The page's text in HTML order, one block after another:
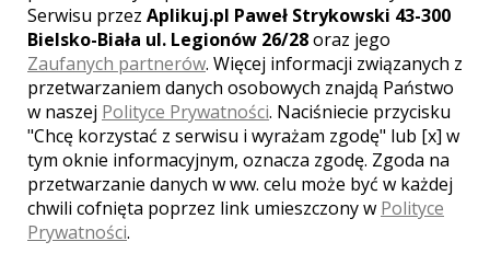
Serwisu przez Aplikuj.pl Paweł Strykowski 43-300
Bielsko-Biała ul. Legionów 26/28oraz jego
Zaufanych partnerów. Więcej informacji związanych z
przetwarzaniem danych osobowych znajdą Państwo
w naszej Polityce Prywatności. Naciśniecie przycisku
"Chcę korzystać z serwisu i wyrażam zgodę" lub [x] w
tym oknie informacyjnym, oznacza zgodę. Zgoda na
przetwarzanie danych w ww. celu może być w każdej
chwili cofnięta poprzez link umieszczony w Polityce
Prywatności.